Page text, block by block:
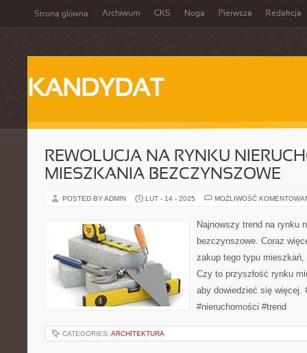
Strona główna Archiwum GKS Noga Pierwsza Redakcja
KANDYDAT
REWOLUCJA NA RYNKU
MIESZKANIA BEZCZYNSZOWE
POSTED BY ADMIN LUT - 14 - 2025 MOŻLIWOŚĆ
Najnowszy trend na rynku
bezczynszowe. Coraz
zakup tego typu mieszkań,
Czy to przyszłość rynku
aby dowiedzieć się więcej.
#nieruchomości #trend
CATEGORIES: ARCHITEKTURA